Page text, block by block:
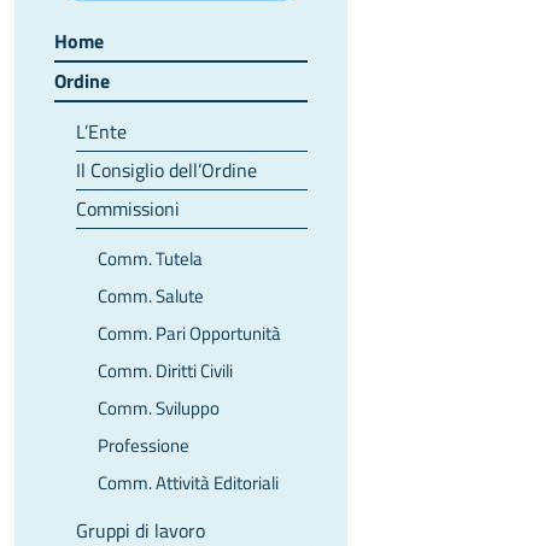
Home
Ordine
L’Ente
Il Consiglio dell’Ordine
Commissioni
Comm. Tutela
Comm. Salute
Comm. Pari Opportunità
Comm. Diritti Civili
Comm. Sviluppo
Professione
Comm. Attività Editoriali
Gruppi di lavoro